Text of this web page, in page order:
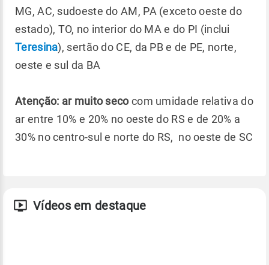
MG, AC, sudoeste do AM, PA (exceto oeste do
estado), TO, no interior do MA e do PI (inclui
Teresina), sertão do CE, da PB e de PE, norte,
oeste e sul da BA
Atenção: ar muito secocom umidade relativa do
ar entre 10% e 20% no oeste do RS e de 20% a
30% no centro-sul e norte do RS, no oeste de SC
Vídeos em destaque